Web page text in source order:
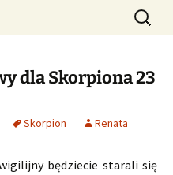
i
astrologiczne
Szukaj:
dla Skorpiona 23
Skorpion Renata
będziecie starali się